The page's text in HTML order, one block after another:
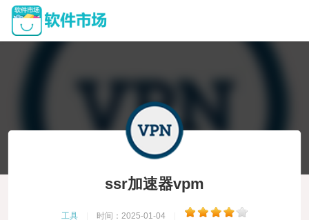
ssr加速器vpm
工具 时间：2025-01-04